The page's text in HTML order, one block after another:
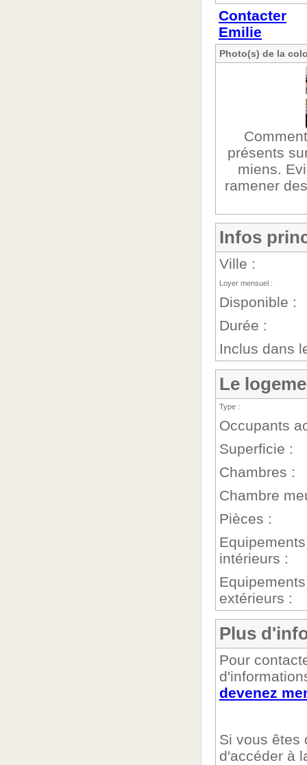
Contacter
Emilie
Photo(s) de la
présents
miens.
ramener
Infos
Ville :
Loyer mensuel :
Disponible :
Durée :
Inclus dans
Le
Type :
Occupants
Superficie :
Chambres :
Chambre
Pièces :
Equipements
intérieurs :
Equipements
extérieurs :
Plus
Pour
devenez
Si vous êtes
d'accéder à